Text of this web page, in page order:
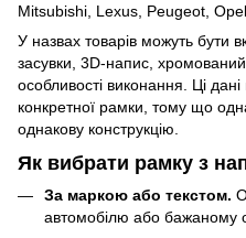
Mitsubishi, Lexus, Peugeot,
У назвах товарів можуть бути
засувки, 3D-напис,
особливості виконання. Ці дані
конкретної рамки, тому що
однакову конструкцію.
Як вибрати рамку з
За маркою або текстом.
автомобілю або